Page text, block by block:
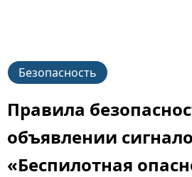
Безопасность
Правила
объявлении
«Беспилотная